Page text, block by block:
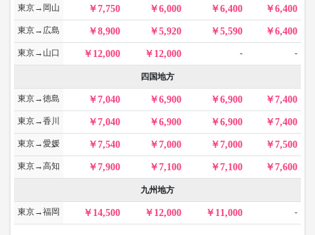
東京→岡山 7,750 6,000 6,400 6,400
東京→広島 8,900 5,920 5,590 6,400
東京→山口 12,000 12,000 - -
四国地方
東京→徳島 7,040 6,900 6,900 7,400
東京→香川 7,040 6,900 6,900 7,400
東京→愛媛 7,540 7,000 7,000 7,500
東京→高知 7,900 7,100 7,100 7,600
九州地方
東京→福岡 14,500 12,000 11,000 -